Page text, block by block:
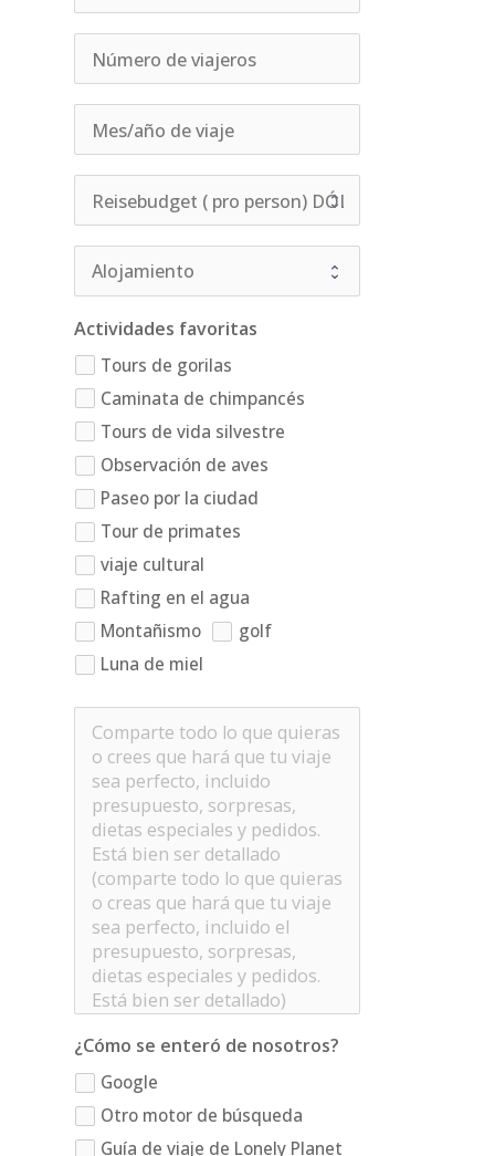
Actividades favoritas
Tours de gorilas
Caminata de chimpancés
Tours de vida silvestre
Observación de aves
Paseo por la ciudad
Tour de primates
viaje cultural
Rafting en el agua
Montañismo
golf
Luna de miel
¿Cómo se enteró de nosotros?
Google
Otro motor de búsqueda
Guía de viaje de Lonely Planet